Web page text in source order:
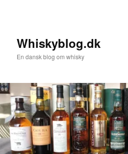
Whiskyblog.dk
En dansk blog om whisky